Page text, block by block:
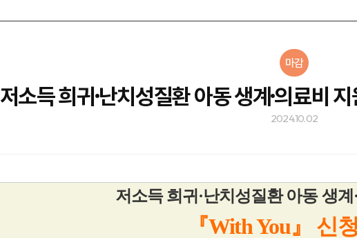
마감
저소득 희귀·난치성질환 아동 생계·의료비
2024.10.02
저소득 희귀·난치성질환 아동 생계
『With You』 신